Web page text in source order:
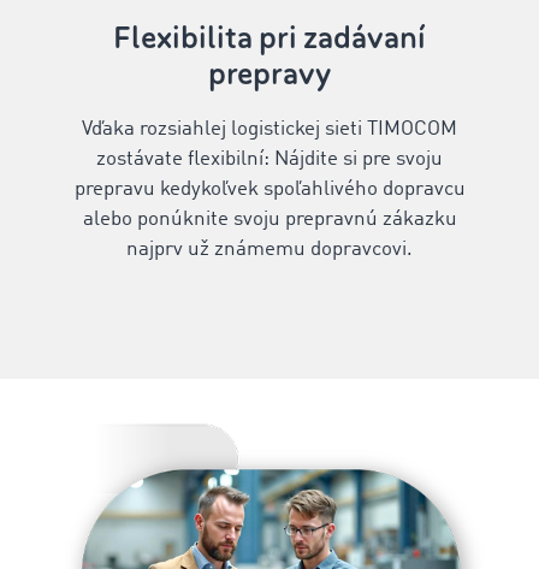
Flexibilita pri zadávaní
prepravy
Vďaka rozsiahlej logistickej sieti TIMOCOM
zostávate flexibilní: ‌Nájdite si pre svoju
prepravu kedykoľvek spoľahlivého dopravcu
alebo ponúknite svoju prepravnú zákazku
najprv už známemu dopravcovi.